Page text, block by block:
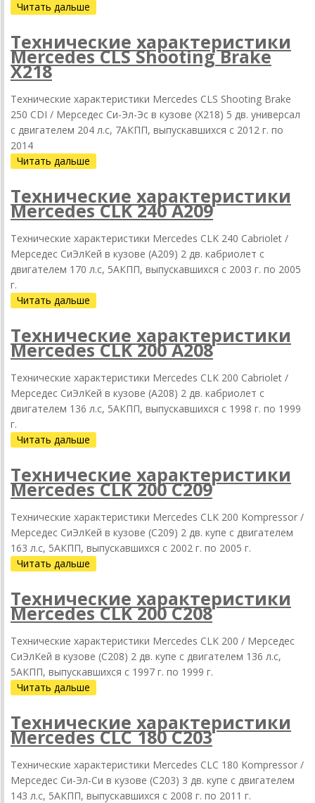
Читать дальше
Технические характеристики
Mercedes CLS Shooting Brake
X218
Технические характеристики Mercedes CLS Shooting Brake
250 CDI / Мерседес Си-Эл-Эс в кузове (X218) 5 дв. универсал
с двигателем 204 л.с, 7АКПП, выпускавшихся c 2012 г. по
2014
Читать дальше
Технические характеристики
Mercedes CLK 240 A209
Технические характеристики Mercedes CLK 240 Cabriolet /
Мерседес СиЭлКей в кузове (A209) 2 дв. кабриолет с
двигателем 170 л.с, 5АКПП, выпускавшихся c 2003 г. по 2005
г.
Читать дальше
Технические характеристики
Mercedes CLK 200 A208
Технические характеристики Mercedes CLK 200 Cabriolet /
Мерседес СиЭлКей в кузове (A208) 2 дв. кабриолет с
двигателем 136 л.с, 5АКПП, выпускавшихся c 1998 г. по 1999
г.
Читать дальше
Технические характеристики
Mercedes CLK 200 C209
Технические характеристики Mercedes CLK 200 Kompressor /
Мерседес СиЭлКей в кузове (C209) 2 дв. купе с двигателем
163 л.с, 5АКПП, выпускавшихся c 2002 г. по 2005 г.
Читать дальше
Технические характеристики
Mercedes CLK 200 C208
Технические характеристики Mercedes CLK 200 / Мерседес
СиЭлКей в кузове (C208) 2 дв. купе с двигателем 136 л.с,
5АКПП, выпускавшихся c 1997 г. по 1999 г.
Читать дальше
Технические характеристики
Mercedes CLC 180 C203
Технические характеристики Mercedes CLC 180 Kompressor /
Мерседес Си-Эл-Си в кузове (C203) 3 дв. купе с двигателем
143 л.с, 5АКПП, выпускавшихся c 2008 г. по 2011 г.